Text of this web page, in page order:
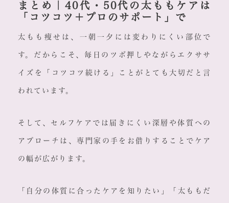
まとめ｜40代・50代の太ももケアは
「コツコツ＋プロのサポート」で
太もも痩せは、一朝一夕には変わりにくい部位で
す。だからこそ、毎日のツボ押しやながらエクササ
イズを「コツコツ続ける」ことがとても大切だと言
われています。
そして、セルフケアでは届きにくい深層や体質への
アプローチは、専門家の手をお借りすることでケア
の幅が広がります。
「自分の体質に合ったケアを知りたい」「太ももだ